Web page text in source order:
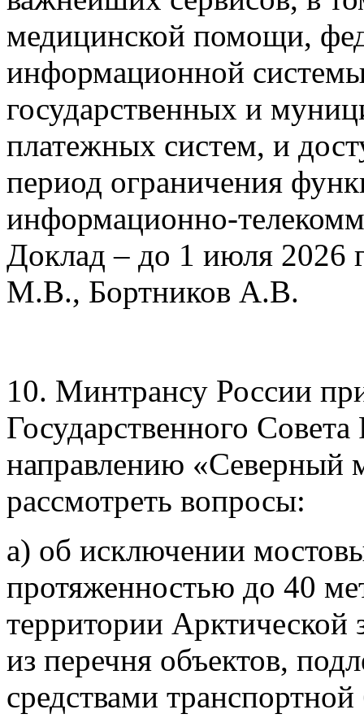
медицинской помощи,
информационной
государственных и
платежных систем, и
период ограничения
информационно-
Доклад – до 1 июля 2026
М.В., Бортников А.В.
10. Минтрансу России
Государственного
направлению «Северный
рассмотреть вопросы:
а) об исключении
протяженностью до 40
территории
из перечня объектов,
средствами